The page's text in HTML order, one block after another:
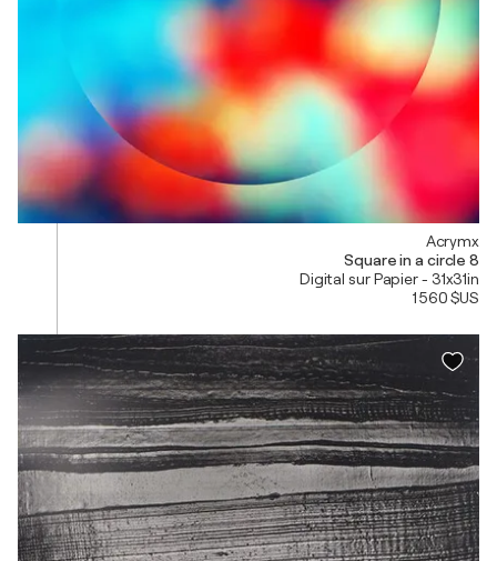
Acrymx
Square in a circle 8
Digital sur Papier - 31x31in
1 560 $US